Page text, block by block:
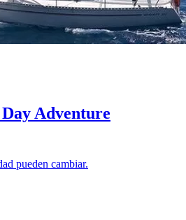
Adventure
pueden cambiar.